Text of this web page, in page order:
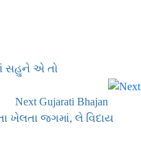
સહુને એ તો
Next Gujarati Bhajan
ખેલતા જગમાં, લે વિદાય